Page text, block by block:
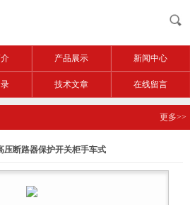
产品展示 新闻中心
技术文章 在线留言
更多>>
压断路器保护开关柜手车式